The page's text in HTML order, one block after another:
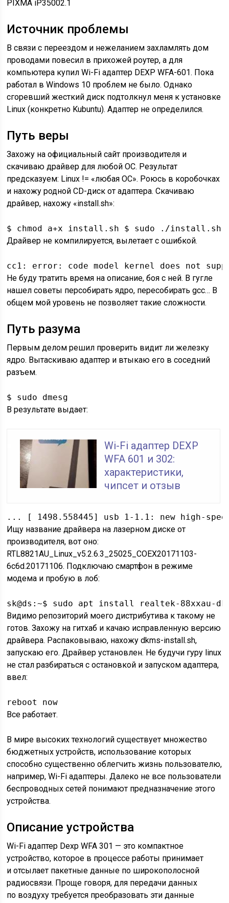
PIXMA iP35002.1
Источник проблемы
В связи с переездом и нежеланием захламлять дом
проводами повесил в прихожей роутер, а для
компьютера купил Wi-Fi адаптер DEXP WFA-601. Пока
работал в Windows 10 проблем не было. Однако
сгоревший жесткий диск подтолкнул меня к установке
Linux (конкретно Kubuntu). Адаптер не определился.
Путь веры
Захожу на официальный сайт производителя и
скачиваю драйвер для любой ОС. Результат
предсказуем: Linux != «любая ОС». Роюсь в коробочках
и нахожу родной CD-диск от адаптера. Скачиваю
драйвер, нахожу «install.sh»:
$ chmod a+x install.sh $ sudo ./install.sh
Драйвер не компилируется, вылетает с ошибкой.
cc1: error: code model kernel does not
Не буду тратить время на описание, боя с ней. В гугле
нашел советы персобирать ядро, пересобирать gcc… В
общем мой уровень не позволяет такие сложности.
Путь разума
Первым делом решил проверить видит ли железку
ядро. Вытаскиваю адаптер и втыкаю его в соседний
разъем.
$ sudo dmesg
В результате выдает:
Wi-Fi адаптер DEXP
WFA 601 и 302:
характеристики,
чипсет и отзыв
... [ 1498.558445] usb 1-1.1: new high-
Ищу название драйвера на лазерном диске от
производителя, вот оно:
RTL8821AU_Linux_v5.2.6.3_25025_COEX20171103-
6c6d.20171106. Подключаю смартфон в режиме
модема и пробую в лоб:
sk@ds:~$ sudo apt install realtek-88xxau-
Видимо репозиторий моего дистрибутива к такому не
готов. Захожу на гитхаб и качаю исправленную версию
драйвера. Распаковываю, нахожу dkms-install.sh,
запускаю его. Драйвер установлен. Не будучи гуру linux
не стал разбираться с остановкой и запуском адаптера,
ввел:
reboot now
Все работает.
В мире высоких технологий существует множество
бюджетных устройств, использование которых
способно существенно облегчить жизнь пользователю,
например, Wi-Fi адаптеры. Далеко не все пользователи
беспроводных сетей понимают предназначение этого
устройства.
Описание устройства
Wi-Fi адаптер Dexp WFA 301 — это компактное
устройство, которое в процессе работы принимает
и отсылает пакетные данные по широкополосной
радиосвязи. Проще говоря, для передачи данных
по воздуху требуется преобразовать эти данные